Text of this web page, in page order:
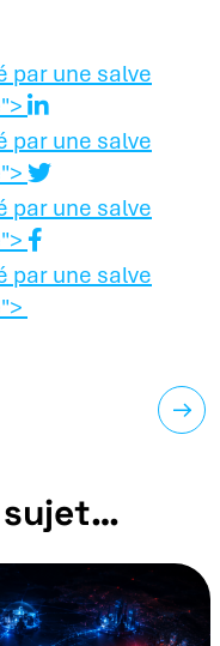
par une salve
par une salve
par une salve
par une salve
sujet…